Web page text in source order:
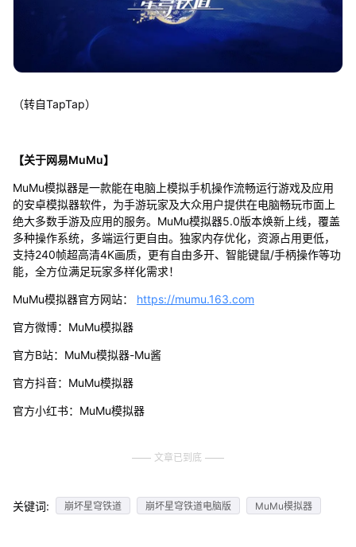
（转自TapTap）
【关于网易MuMu】
MuMu模拟器是一款能在电脑上模拟手机操作流畅运行游戏及应用
的安卓模拟器软件，为手游玩家及大众用户提供在电脑畅玩市面上
绝大多数手游及应用的服务。MuMu模拟器5.0版本焕新上线，覆盖
多种操作系统，多端运行更自由。独家内存优化，资源占用更低，
支持240帧超高清4K画质，更有自由多开、智能键鼠/手柄操作等功
能，全方位满足玩家多样化需求！
MuMu模拟器官方网站： https://mumu.163.com
官方微博：MuMu模拟器
官方B站：MuMu模拟器-Mu酱
官方抖音：MuMu模拟器
官方小红书：MuMu模拟器
文章已到底
关键词: 崩坏星穹铁道 崩坏星穹铁道电脑版 MuMu模拟器